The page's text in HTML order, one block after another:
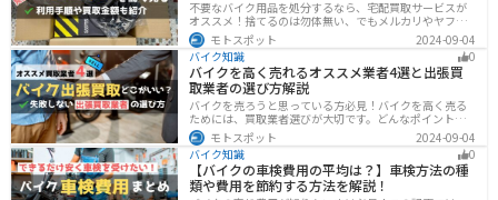
ススメ
不要なバイク用品を処分するなら、宅配買取サービスが
オススメ！捨てるのは勿体無い、でもメルカリやヤフオ
クに出すのは面倒だし手数料がかかる...STST（ストス
ト）なら手数料や送料など完全無料で、自宅から送るだ
けでOKなので超簡単に売れます！ストストを実際に使っ
てみたので、流れや買取金額などを紹介します。
モトスポット
2024-09-04
バイク知識
0
バイクを高く売れるオススメ業者4選と出張買
取業者の選び方解説
バイクを売ろうと思っている方必見！バイクを高く売る
ためには、買取業者選びが大切です。どんなポイントで
業者を選べばいいのか見るべきポイントを7つまとめまし
た。また、買取実績が豊富なオススメの買取業者を4つを
厳選・解説します。
モトスポット
2024-09-04
バイク知識
0
【バイクの車検費用の平均は？】車検方法の種
類や費用を節約する方法を解説！